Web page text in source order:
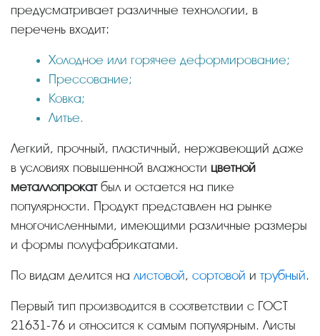
предусматривает различные технологии, в
перечень входит:
Холодное или горячее деформирование;
Прессование;
Ковка;
Литье.
Легкий, прочный, пластичный, нержавеющий даже
в условиях повышенной влажности цветной
металлопрокатбыл и остается на пике
популярности. Продукт представлен на рынке
многочисленными, имеющими различные размеры
и формы полуфабрикатами.
По видам делится на листовой, сортовой и трубный.
Первый тип производится в соответствии с ГОСТ
21631-76 и относится к самым популярным. Листы